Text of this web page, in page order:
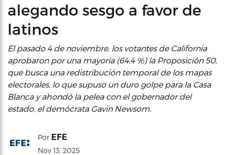
alegando sesgo a favor de
latinos
El pasado 4 de noviembre, los votantes de California
aprobaron por una mayoría (64.4 %) la Proposición 50,
que busca una redistribución temporal de los mapas
electorales, lo que supuso un duro golpe para la Casa
Blanca y ahondó la pelea con el gobernador del
estado, el demócrata Gavin Newsom.
Por EFE
Nov 13, 2025